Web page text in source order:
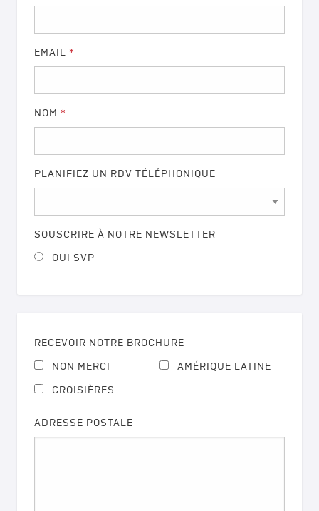
EMAIL *
NOM *
PLANIFIEZ UN RDV TÉLÉPHONIQUE
SOUSCRIRE À NOTRE NEWSLETTER
OUI SVP
RECEVOIR NOTRE BROCHURE
NON MERCI AMÉRIQUE LATINE
CROISIÈRES
ADRESSE POSTALE